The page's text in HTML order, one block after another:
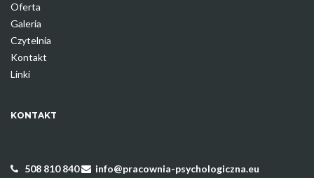
Oferta
Galeria
Czytelnia
Kontakt
Linki
KONTAKT
508 810 840 info@pracownia-psychologiczna.eu